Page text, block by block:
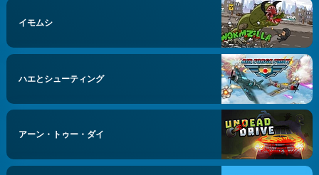
イモムシ
ハエとシューティング
アーン・トゥー・ダイ